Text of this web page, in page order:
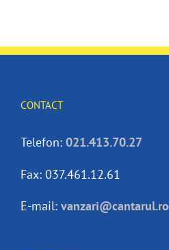
CONTACT
Telefon: 021.413.70.27
Fax: 037.461.12.61
E-mail: vanzari@cantarul.ro